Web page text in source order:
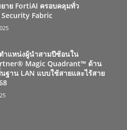
าย FortiAI ครอบคลุมทั่ว
Fabric
ำแหน่งผู้นำสามปีซ้อนใน
Magic Quadrant™ ด้าน
ฐาน LAN แบบใช้สายและไร้สาย